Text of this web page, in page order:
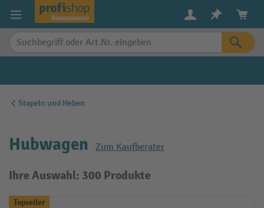
springen
Stapeln und Heben
Hubwagen Zum Kaufberater
Ihre Auswahl: 300 Produkte
Topseller